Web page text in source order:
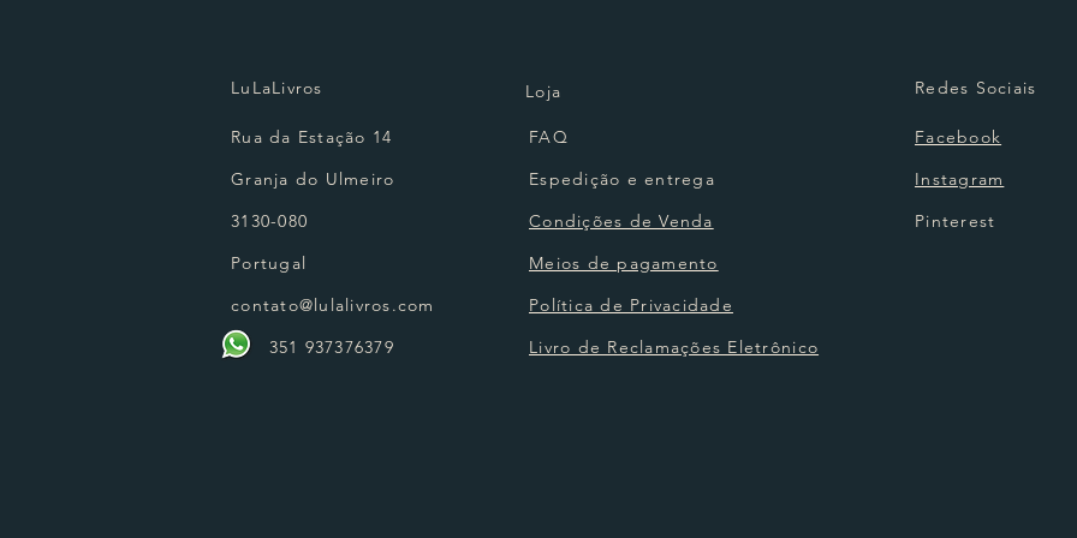
LuLaLivros Loja
Rua da Estação 14
Granja do Ulmeiro
3130-080
Portugal
contato@lulalivros.com
351 937376379
FAQ
Espedição e entrega
Condições de Venda
Meios de pagamento
Política de Privacidade
Livro de Reclamações Eletrônico
Redes Sociais
Facebook
Instagram
Pinterest